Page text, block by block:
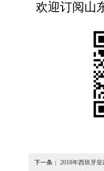
欢迎订阅山
下一条： 2018年西班牙